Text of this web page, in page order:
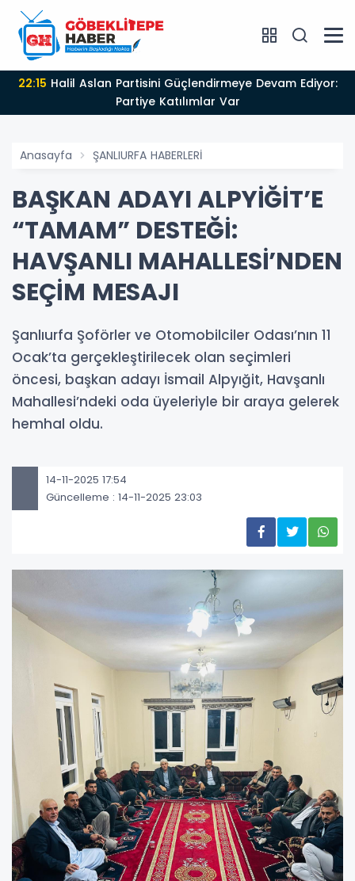
22:15
Partiye Katılımlar Var
Anasayfa ŞANLIURFA HABERLERİ
BAŞKAN ADAYI ALPYİĞİT’E
“TAMAM” DESTEĞİ:
HAVŞANLI MAHALLESİ’NDEN
SEÇİM MESAJI
Şanlıurfa Şoförler ve Otomobilciler Odası’nın 11
Ocak’ta gerçekleştirilecek olan seçimleri
öncesi, başkan adayı İsmail Alpyığit, Havşanlı
Mahallesi’ndeki oda üyeleriyle bir araya gelerek
hemhal oldu.
14-11-2025 17:54
Güncelleme : 14-11-2025 23:03